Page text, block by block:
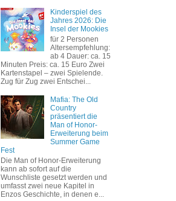
Kinderspiel des
Jahres 2026: Die
Insel der Mookies
für 2 Personen
Altersempfehlung:
ab 4 Dauer: ca. 15
Minuten Preis: ca. 15 Euro Zwei
Kartenstapel – zwei Spielende.
Zug für Zug zwei Entschei...
Mafia: The Old
Country
präsentiert die
Man of Honor-
Erweiterung beim
Summer Game
Fest
Die Man of Honor-Erweiterung
kann ab sofort auf die
Wunschliste gesetzt werden und
umfasst zwei neue Kapitel in
Enzos Geschichte, in denen e...